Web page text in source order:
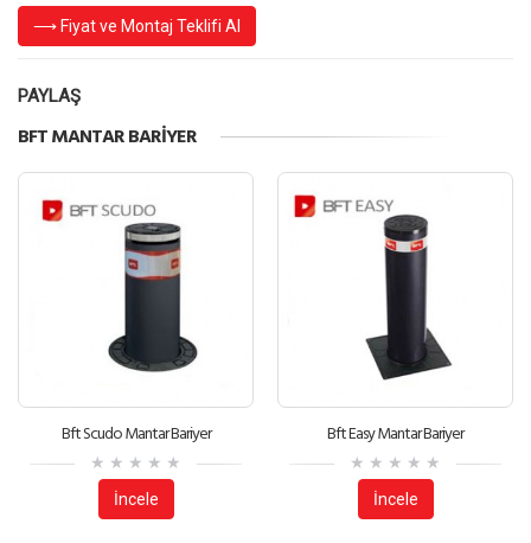
⟶ Fiyat ve Montaj Teklifi Al
PAYLAŞ
BFT MANTAR BARIYER
Bft Scudo Mantar Bariyer
İncele
Bft Easy Mantar Bariyer
İncele